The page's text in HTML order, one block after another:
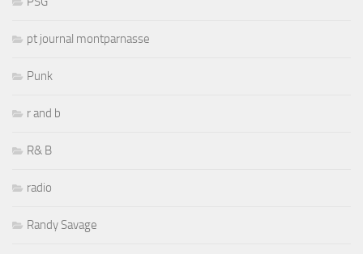
pt journal montparnasse
Punk
r and b
R& B
radio
Randy Savage